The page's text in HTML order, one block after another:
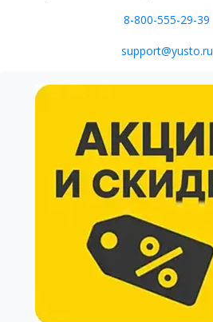
8-800-555-29-39
support@yusto.ru